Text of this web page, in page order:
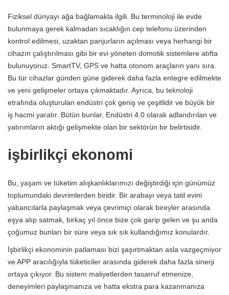
Fiziksel dünyayı ağa bağlamakla ilgili. Bu terminoloji ile evde
bulunmaya gerek kalmadan sıcaklığın cep telefonu üzerinden
kontrol edilmesi, uzaktan panjurların açılması veya herhangi bir
cihazın çalıştırılması gibi bir evi yöneten domotik sistemlere atıfta
bulunuyoruz. SmartTV, GPS ve hatta otonom araçların yanı sıra.
Bu tür cihazlar günden güne giderek daha fazla entegre edilmekte
ve yeni gelişmeler ortaya çıkmaktadır. Ayrıca, bu teknoloji
etrafında oluşturulan endüstri çok geniş ve çeşitlidir ve büyük bir
iş hacmi yaratır. Bütün bunlar, Endüstri 4.0 olarak adlandırılan ve
yatırımların aktığı gelişmekte olan bir sektörün bir belirtisidir.
işbirlikçi ekonomi
Bu, yaşam ve tüketim alışkanlıklarımızı değiştirdiği için günümüz
toplumundaki devrimlerden biridir. Bir arabayı veya tatil evini
yabancılarla paylaşmak veya çevrimiçi olarak bireyler arasında
eşya alıp satmak, birkaç yıl önce bize çok garip gelen ve şu anda
çoğumuz bunları bir süre veya sık sık kullandığımız konulardır.
İşbirlikçi ekonominin patlaması bizi şaşırtmaktan asla vazgeçmiyor
ve APP aracılığıyla tüketiciler arasında giderek daha fazla sinerji
ortaya çıkıyor. Bu sistem maliyetlerden tasarruf etmenize,
deneyimleri paylaşmanıza ve hatta ekstra para kazanmanıza